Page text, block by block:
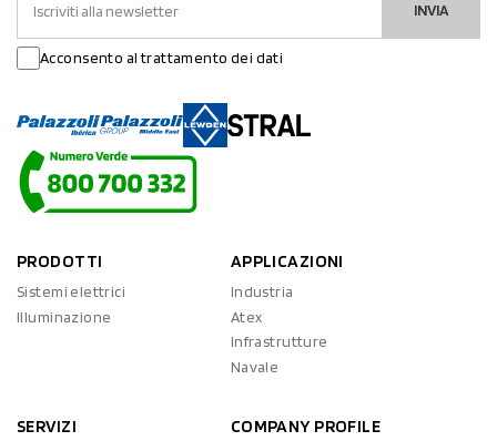
INVIA
Acconsento al trattamento dei dati
PRODOTTI
Sistemi elettrici
Illuminazione
APPLICAZIONI
Industria
Atex
Infrastrutture
Navale
SERVIZI COMPANY PROFILE